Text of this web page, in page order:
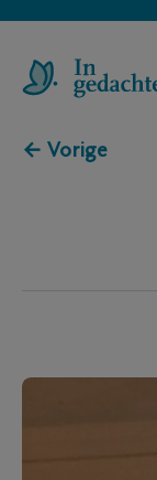
← Vorige